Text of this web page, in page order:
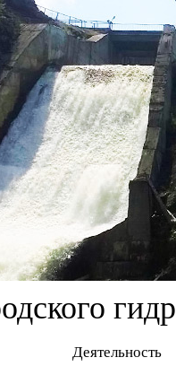
Деятельность